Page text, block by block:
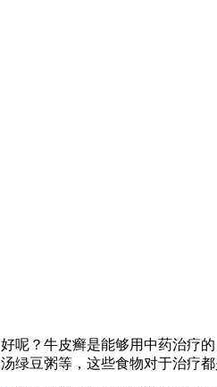
呢？牛皮癣是能够用中药治疗
豆粥等，这些食物对于治疗